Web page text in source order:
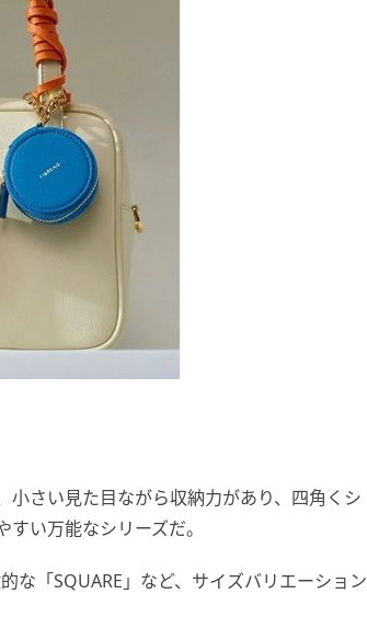
小さい見た目ながら収納力があり、四角くシ
い万能なシリーズだ。
な「SQUARE」など、サイズバリエーション